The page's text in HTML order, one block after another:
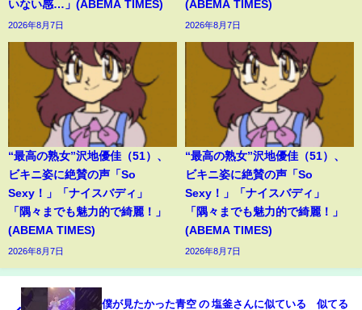
いない感…」(ABEMA TIMES)
2026年8月7日
(ABEMA TIMES)
2026年8月7日
“最高の熟女”沢地優佳（51）、
ビキニ姿に絶賛の声「So
Sexy！」「ナイスバディ」
「隅々までも魅力的で綺麗！」
(ABEMA TIMES)
2026年8月7日
“最高の熟女”沢地優佳（51）、
ビキニ姿に絶賛の声「So
Sexy！」「ナイスバディ」
「隅々までも魅力的で綺麗！」
(ABEMA TIMES)
2026年8月7日
僕が見たかった青空 の 塩釜さんに似ている 似てる